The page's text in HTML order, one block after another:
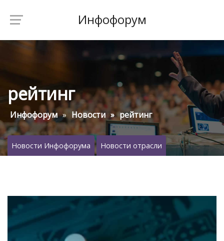
Инфофорум
рейтинг
Инфофорум Новости рейтинг
Новости Инфофорума Новости отрасли